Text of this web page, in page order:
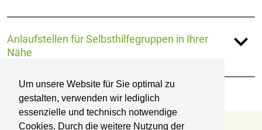
Um unsere Website für Sie optimal zu
gestalten, verwenden wir lediglich
essenzielle und technisch notwendige
Cookies. Durch die weitere Nutzung der
Anlaufstellen für Selbsthilfegruppen in Ihrer
Nähe
expand_more